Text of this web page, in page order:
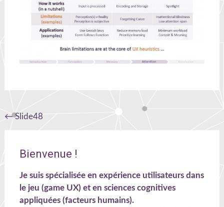
Navigation
l'article
←Slide48
Bienvenue !
Je suis spécialisée en expérience utilisateurs dans
le jeu (game UX) et en sciences cognitives
appliquées (facteurs humains).